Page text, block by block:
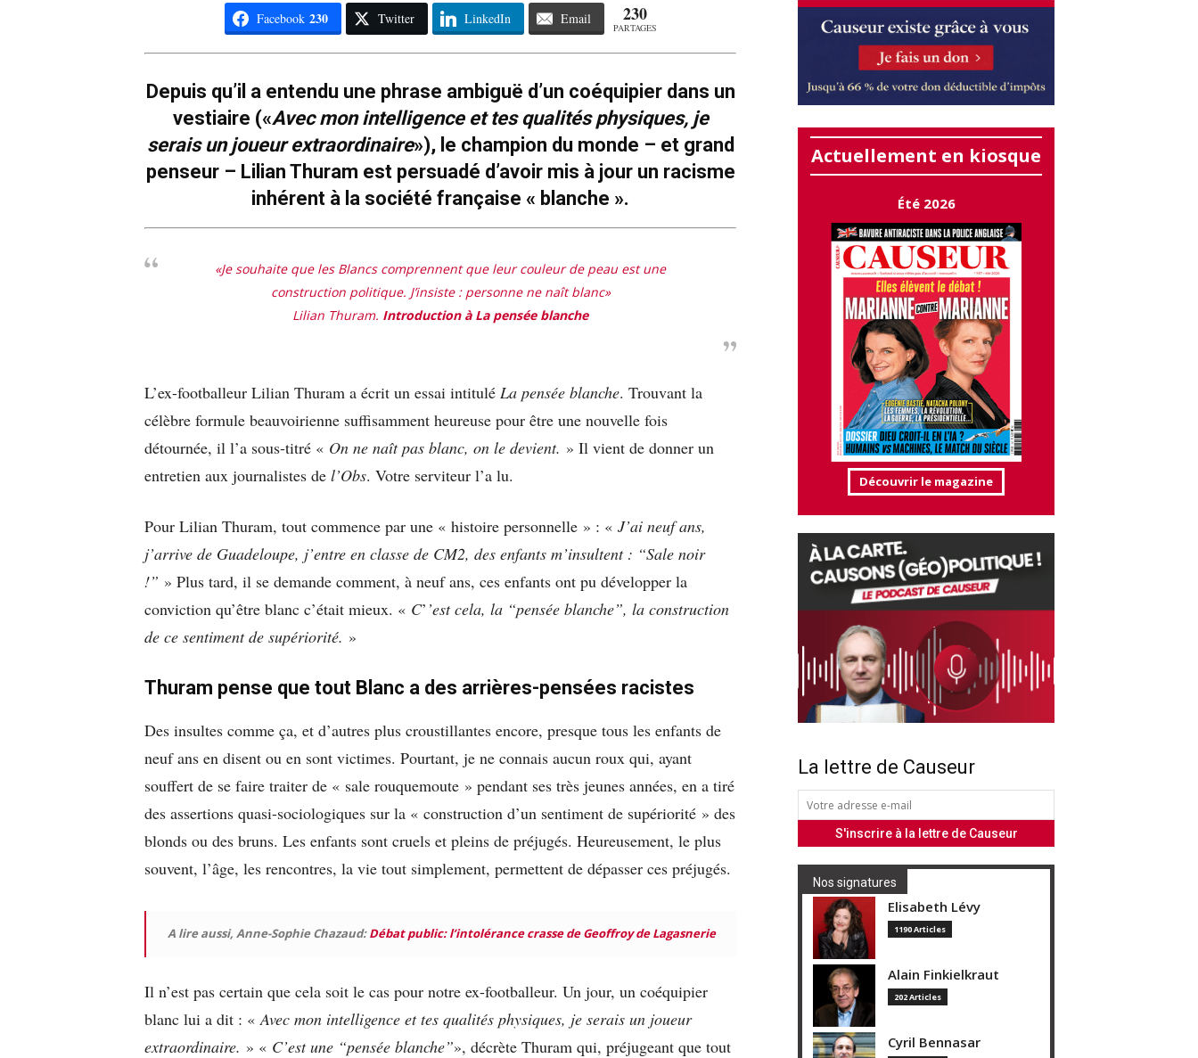
Facebook 230 Twitter LinkedIn Email 230
PARTAGES
Depuis qu’il a entendu une phrase ambiguë d’un coéquipier dans un
vestiaire («Avec mon intelligence et tes qualités physiques, je
serais un joueur extraordinaire»), le champion du monde – et grand
penseur – Lilian Thuram est persuadé d’avoir mis à jour un racisme
inhérent à la société française « blanche ».
«Je souhaite que les Blancs comprennent que leur couleur de peau est une
construction politique. J’insiste : personne ne naît blanc»
Lilian Thuram. Introduction à La pensée blanche
L’ex-footballeur Lilian Thuram a écrit un essai intitulé La pensée blanche. Trouvant la
célèbre formule beauvoirienne suffisamment heureuse pour être une nouvelle fois
détournée, il l’a sous-titré « On ne naît pas blanc, on le devient. » Il vient de donner un
entretien aux journalistes de l’Obs. Votre serviteur l’a lu.
Pour Lilian Thuram, tout commence par une « histoire personnelle » : « J’ai neuf ans,
j’arrive de Guadeloupe, j’entre en classe de CM2, des enfants m’insultent : “Sale noir
!” » Plus tard, il se demande comment, à neuf ans, ces enfants ont pu développer la
conviction qu’être blanc c’était mieux. « C’ ’est cela, la “pensée blanche”, la construction
de ce sentiment de supériorité. »
Thuram pense que tout Blanc a des arrières-pensées racistes
Des insultes comme ça, et d’autres plus croustillantes encore, presque tous les enfants de
neuf ans en disent ou en sont victimes. Pourtant, je ne connais aucun roux qui, ayant
souffert de se faire traiter de « sale rouquemoute » pendant ses très jeunes années, en a tiré
des assertions quasi-sociologiques sur la « construction d’un sentiment de supériorité » des
blonds ou des bruns. Les enfants sont cruels et pleins de préjugés. Heureusement, le plus
souvent, l’âge, les rencontres, la vie tout simplement, permettent de dépasser ces préjugés.
A lire aussi, Anne-Sophie Chazaud:Débat public: l’intolérance crasse de Geoffroy de Lagasnerie
Il n’est pas certain que cela soit le cas pour notre ex-footballeur. Un jour, un coéquipier
blanc lui a dit : « Avec mon intelligence et tes qualités physiques, je serais un joueur
extraordinaire. » « C’est une “pensée blanche”», décrète Thuram qui, préjugeant que tout
Actuellement en kiosque
Été 2026
Découvrir le magazine
La lettre de Causeur
Nos signatures
Elisabeth Lévy
1190 Articles
Alain Finkielkraut
202 Articles
Cyril Bennasar